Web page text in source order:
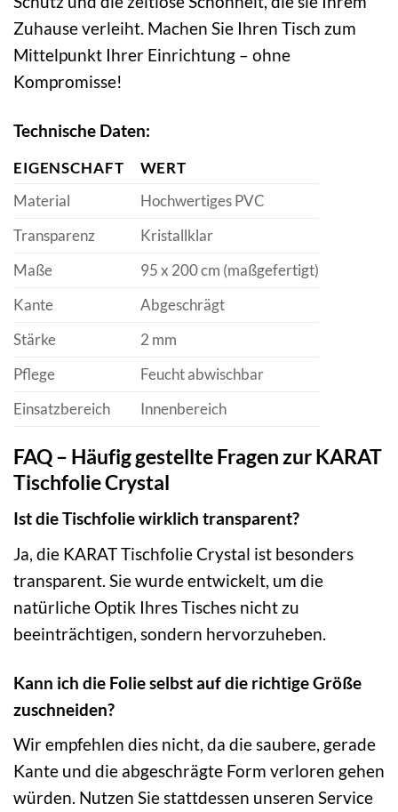
Zuhause verleiht. Machen Sie Ihren Tisch zum
Mittelpunkt Ihrer Einrichtung – ohne
Kompromisse!
Technische Daten:
EIGENSCHAFT
WERT
Material
Hochwertiges PVC
Transparenz
Kristallklar
Maße
95 x 200 cm (maßgefertigt)
Kante
Abgeschrägt
Stärke
2 mm
Pflege
Feucht abwischbar
Einsatzbereich
Innenbereich
FAQ – Häufig gestellte Fragen zur KARAT
Tischfolie Crystal
Ist die Tischfolie wirklich transparent?
Ja, die KARAT Tischfolie Crystal ist besonders
transparent. Sie wurde entwickelt, um die
natürliche Optik Ihres Tisches nicht zu
beeinträchtigen, sondern hervorzuheben.
Kann ich die Folie selbst auf die richtige Größe
zuschneiden?
Wir empfehlen dies nicht, da die saubere, gerade
Kante und die abgeschrägte Form verloren gehen
würden. Nutzen Sie stattdessen unseren Service